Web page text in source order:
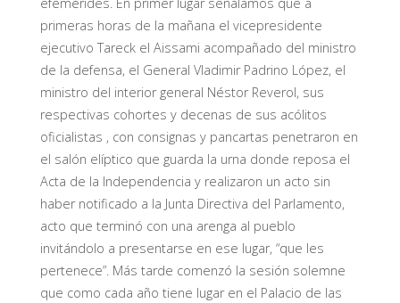
efemérides. En primer lugar señalamos que a
primeras horas de la mañana el vicepresidente
ejecutivo Tareck el Aissami acompañado del ministro
de la defensa, el General Vladimir Padrino López, el
ministro del interior general Néstor Reverol, sus
respectivas cohortes y decenas de sus acólitos
oficialistas , con consignas y pancartas penetraron en
el salón elíptico que guarda la urna donde reposa el
Acta de la Independencia y realizaron un acto sin
haber notificado a la Junta Directiva del Parlamento,
acto que terminó con una arenga al pueblo
invitándolo a presentarse en ese lugar, “que les
pertenece”. Más tarde comenzó la sesión solemne
que como cada año tiene lugar en el Palacio de las